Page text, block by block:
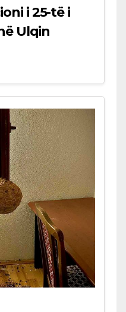
i 25-të i
Ulqin